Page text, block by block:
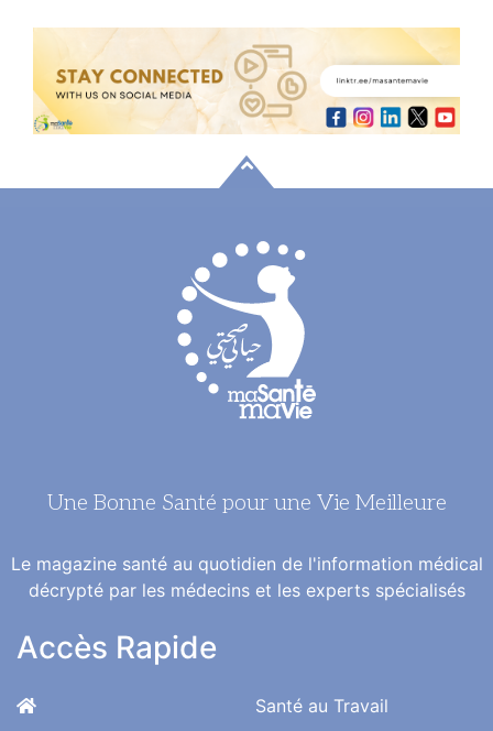
Une Bonne Santé pour une Vie Meilleure
Le magazine santé au quotidien de l'information médical
décrypté par les médecins et les experts spécialisés
Accès Rapide
Santé au Travail